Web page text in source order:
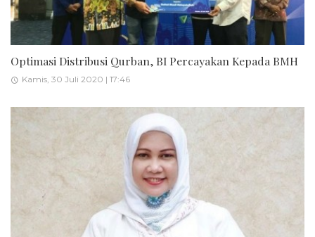
Optimasi Distribusi Qurban, BI Percayakan Kepada BMH
Kamis, 30 Juli 2020 | 17:46